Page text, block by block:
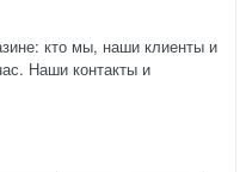
кто мы, наши клиенты и
Наши контакты и